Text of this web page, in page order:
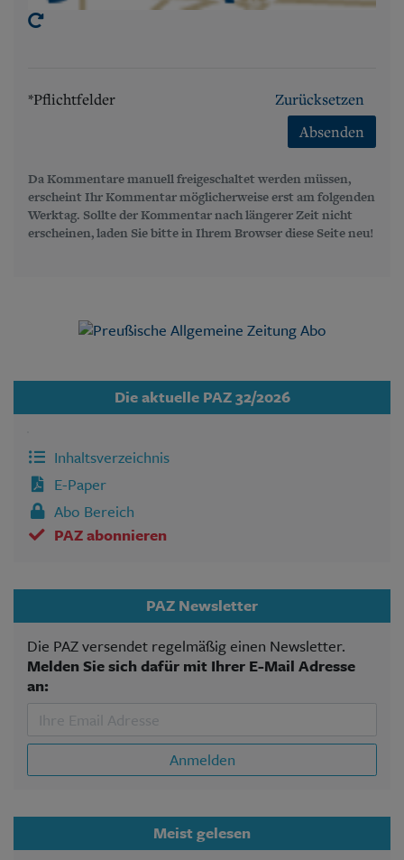
*Pflichtfelder
Zurücksetzen
Absenden
Da Kommentare manuell freigeschaltet werden müssen,
erscheint Ihr Kommentar möglicherweise erst am folgenden
Werktag. Sollte der Kommentar nach längerer Zeit nicht
erscheinen, laden Sie bitte in Ihrem Browser diese Seite neu!
Die aktuelle PAZ 32/2026
Inhaltsverzeichnis
E-Paper
Abo Bereich
PAZ abonnieren
PAZ Newsletter
Die PAZ versendet regelmäßig einen Newsletter.
Melden Sie sich dafür mit Ihrer E-Mail Adresse
an:
Anmelden
Meist gelesen